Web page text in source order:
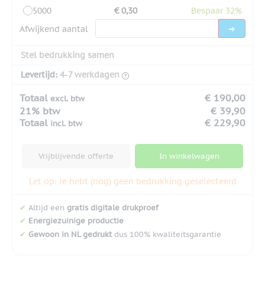
5000
€ 0,30
Bespaar 32%
Afwijkend aantal
Stel bedrukking samen
Levertijd: 4-7 werkdagen
Totaal excl. btw
€ 190,00
21% btw
€ 39,90
Totaal incl. btw € 229,90
Vrijblijvende offerte In winkelwagen
Let op: Je hebt (nog) geen bedrukking geselecteerd
✔ Altijd een gratis digitale drukproef
✔ Energiezuinige productie
✔ Gewoon in NL gedruktdus 100% kwaliteitsgarantie